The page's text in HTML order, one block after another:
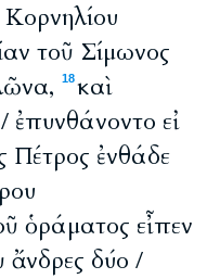
τοῦ Σίμωνος
18καὶ
εἰ
Πέτρος ἐνθάδε
ὁράματος εἶπεν
ἄνδρες δύο /